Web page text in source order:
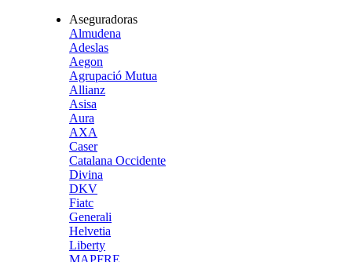
Aseguradoras
Almudena
Adeslas
Aegon
Agrupació Mutua
Allianz
Asisa
Aura
AXA
Caser
Catalana Occidente
Divina
DKV
Fiatc
Generali
Helvetia
Liberty
MAPFRE